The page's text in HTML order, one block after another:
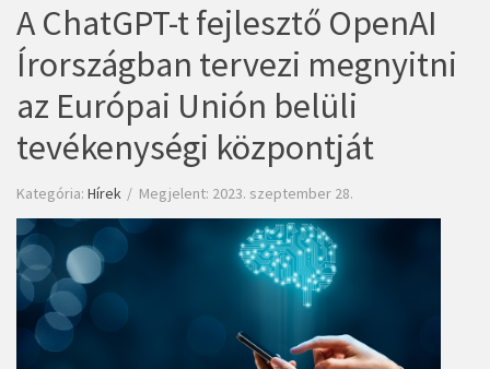
A ChatGPT-t fejlesztő OpenAI
Írországban tervezi megnyitni
az Európai Unión belüli
tevékenységi központját
Kategória: Hírek Megjelent: 2023. szeptember 28.